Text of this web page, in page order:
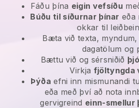
Fáðu þína eigin vefsíðu
Búðu til síðurnar þínar eða
okkar til
Bæta við texta, myndum,
dagatölum og
Bættu við og sérsniðið
Virkja fjöltyngda
Þýða efni inn mismunandi
eða með því að nota
gervigreind einn-smellur